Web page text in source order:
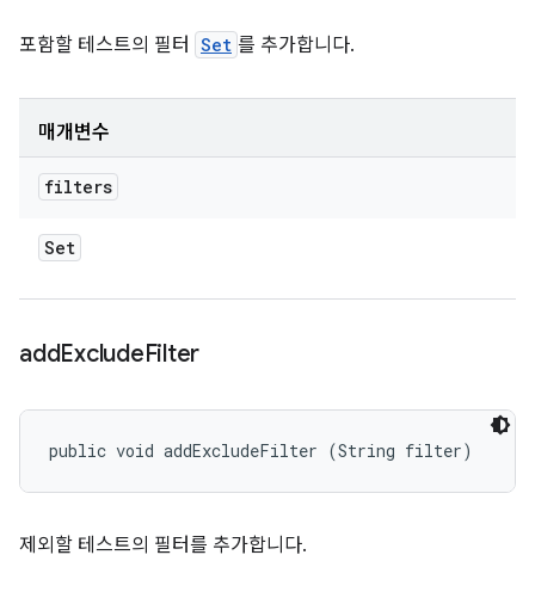
포함할 테스트의 필터 Set 를 추가합니다.
매개변수
filters
Set
addExcludeFilter
public void addExcludeFilter (String filter)
제외할 테스트의 필터를 추가합니다.